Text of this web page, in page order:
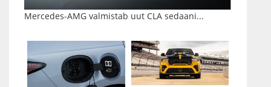
Mercedes-AMG valmistab uut CLA sedaani...